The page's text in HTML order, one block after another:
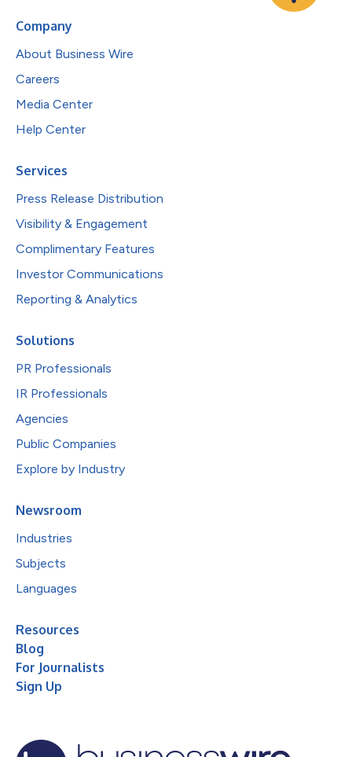
Company
About Business Wire
Careers
Media Center
Help Center
Services
Press Release Distribution
Visibility & Engagement
Complimentary Features
Investor Communications
Reporting & Analytics
Solutions
PR Professionals
IR Professionals
Agencies
Public Companies
Explore by Industry
Newsroom
Industries
Subjects
Languages
Resources
Blog
For Journalists
Sign Up